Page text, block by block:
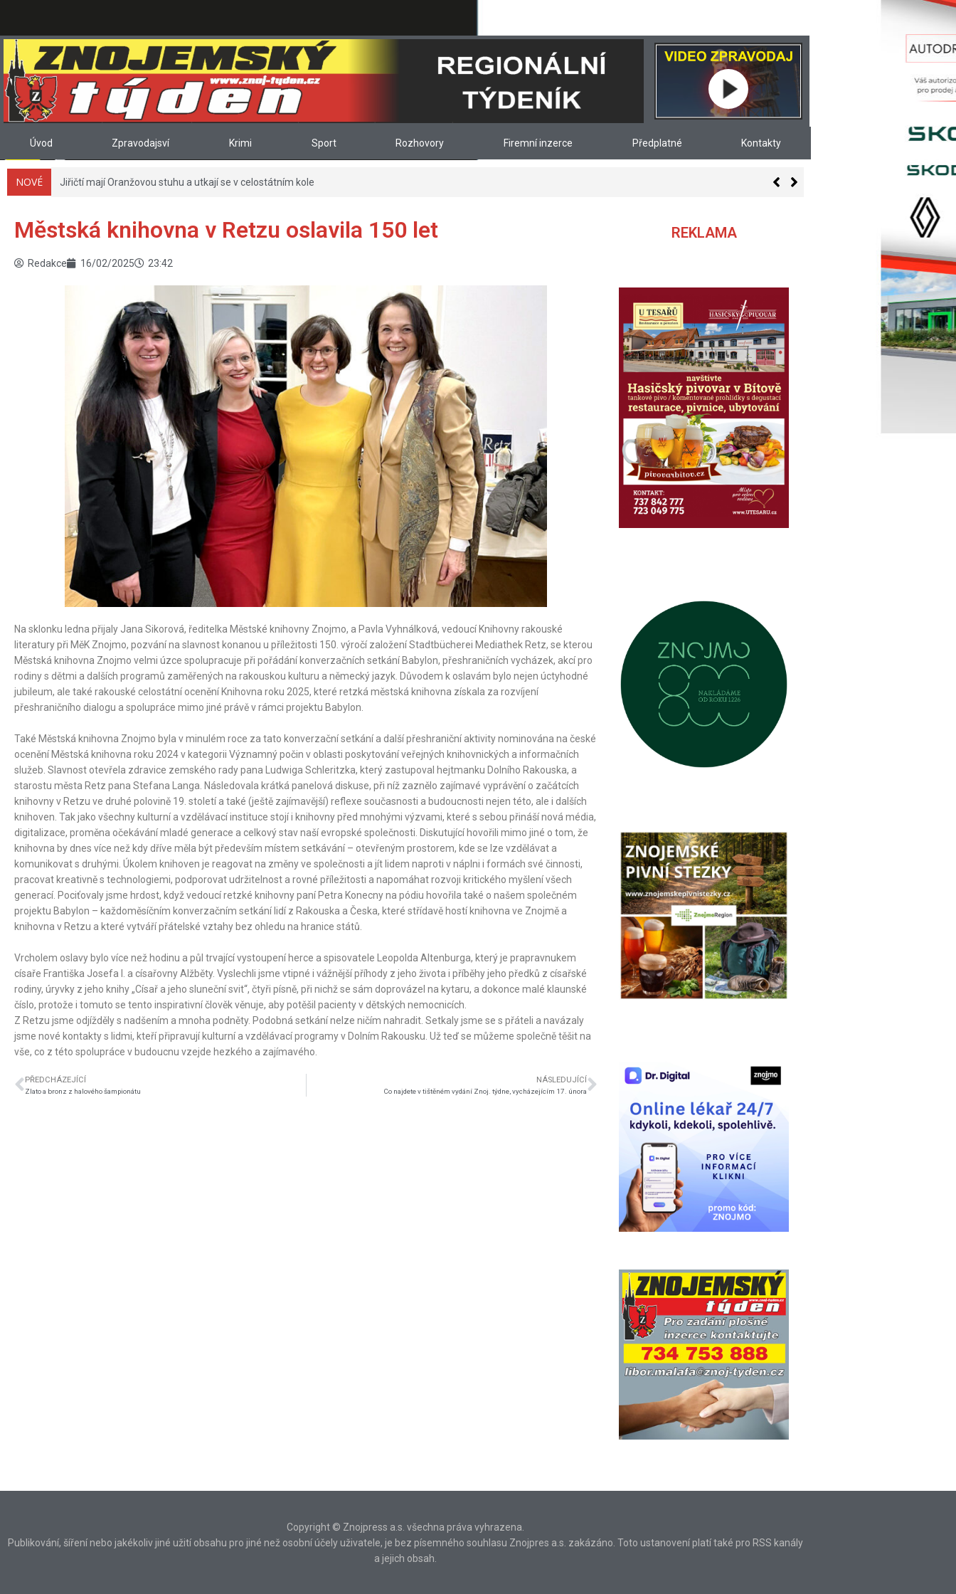
Úvod Zpravodajsví Krimi Sport Rozhovory Firemní inzerce Předplatné Kontakty
NOVÉ Jiřičtí mají Oranžovou stuhu a utkají se v celostátním kole
Městská knihovna v Retzu oslavila 150 let
Redakce 16/02/2025 23:42
Na sklonku ledna přijaly Jana Sikorová, ředitelka Městské knihovny Znojmo, a Pavla Vyhnálková, vedoucí Knihovny rakouské
literatury při MěK Znojmo, pozvání na slavnost konanou u příležitosti 150. výročí založení Stadtbücherei Mediathek Retz, se kterou
Městská knihovna Znojmo velmi úzce spolupracuje při pořádání konverzačních setkání Babylon, přeshraničních vycházek, akcí pro
rodiny s dětmi a dalších programů zaměřených na rakouskou kulturu a německý jazyk. Důvodem k oslavám bylo nejen úctyhodné
jubileum, ale také rakouské celostátní ocenění Knihovna roku 2025, které retzká městská knihovna získala za rozvíjení
přeshraničního dialogu a spolupráce mimo jiné právě v rámci projektu Babylon.
Také Městská knihovna Znojmo byla v minulém roce za tato konverzační setkání a další přeshraniční aktivity nominována na české
ocenění Městská knihovna roku 2024 v kategorii Významný počin v oblasti poskytování veřejných knihovnických a informačních
služeb. Slavnost otevřela zdravice zemského rady pana Ludwiga Schleritzka, který zastupoval hejtmanku Dolního Rakouska, a
starostu města Retz pana Stefana Langa. Následovala krátká panelová diskuse, při níž zaznělo zajímavé vyprávění o začátcích
knihovny v Retzu ve druhé polovině 19. století a také (ještě zajímavější) reflexe současnosti a budoucnosti nejen této, ale i dalších
knihoven. Tak jako všechny kulturní a vzdělávací instituce stojí i knihovny před mnohými výzvami, které s sebou přináší nová média,
digitalizace, proměna očekávání mladé generace a celkový stav naší evropské společnosti. Diskutující hovořili mimo jiné o tom, že
knihovna by dnes více než kdy dříve měla být především místem setkávání – otevřeným prostorem, kde se lze vzdělávat a
komunikovat s druhými. Úkolem knihoven je reagovat na změny ve společnosti a jít lidem naproti v náplni i formách své činnosti,
pracovat kreativně s technologiemi, podporovat udržitelnost a rovné příležitosti a napomáhat rozvoji kritického myšlení všech
generací. Pociťovaly jsme hrdost, když vedoucí retzké knihovny paní Petra Konecny na pódiu hovořila také o našem společném
projektu Babylon – každoměsíčním konverzačním setkání lidí z Rakouska a Česka, které střídavě hostí knihovna ve Znojmě a
knihovna v Retzu a které vytváří přátelské vztahy bez ohledu na hranice států.
Vrcholem oslavy bylo více než hodinu a půl trvající vystoupení herce a spisovatele Leopolda Altenburga, který je prapravnukem
císaře Františka Josefa I. a císařovny Alžběty. Vyslechli jsme vtipné i vážnější příhody z jeho života i příběhy jeho předků z císařské
rodiny, úryvky z jeho knihy „Císař a jeho sluneční svit“, čtyři písně, při nichž se sám doprovázel na kytaru, a dokonce malé klaunské
číslo, protože i tomuto se tento inspirativní člověk věnuje, aby potěšil pacienty v dětských nemocnicích.
Z Retzu jsme odjížděly s nadšením a mnoha podněty. Podobná setkání nelze ničím nahradit. Setkaly jsme se s přáteli a navázaly
jsme nové kontakty s lidmi, kteří připravují kulturní a vzdělávací programy v Dolním Rakousku. Už teď se můžeme společně těšit na
vše, co z této spolupráce v budoucnu vzejde hezkého a zajímavého.
PŘEDCHÁZEJÍCÍ
Zlato a bronz z halového šampionátu
NÁSLEDUJÍCÍ
Co najdete v tištěném vydání Znoj. týdne, vycházejícím 17. února
REKLAMA
Copyright © Znojpress a.s. všechna práva vyhrazena.
Publikování, šíření nebo jakékoliv jiné užití obsahu pro jiné než osobní účely uživatele, je bez písemného souhlasu Znojpres a.s. zakázáno. Toto ustanovení platí také pro RSS kanály
a jejich obsah.